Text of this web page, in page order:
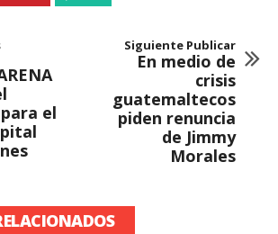
el
Siguiente Publicar
En medio de
crisis
guatemaltecos
piden renuncia
de Jimmy
Morales